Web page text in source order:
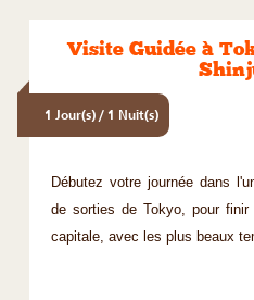
Visite Guidée à
1 Jour(s) / 1 Nuit(s)
Débutez votre journée dans
de sorties de Tokyo, pour
capitale, avec les plus beaux